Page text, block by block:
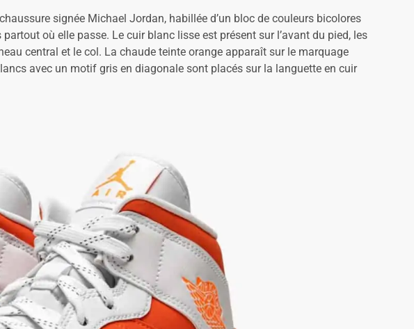
signée Michael Jordan, habillée d’un bloc de couleurs bicolores
où elle passe. Le cuir blanc lisse est présent sur l’avant du pied, les
central et le col. La chaude teinte orange apparaît sur le marquage
avec un motif gris en diagonale sont placés sur la languette en cuir